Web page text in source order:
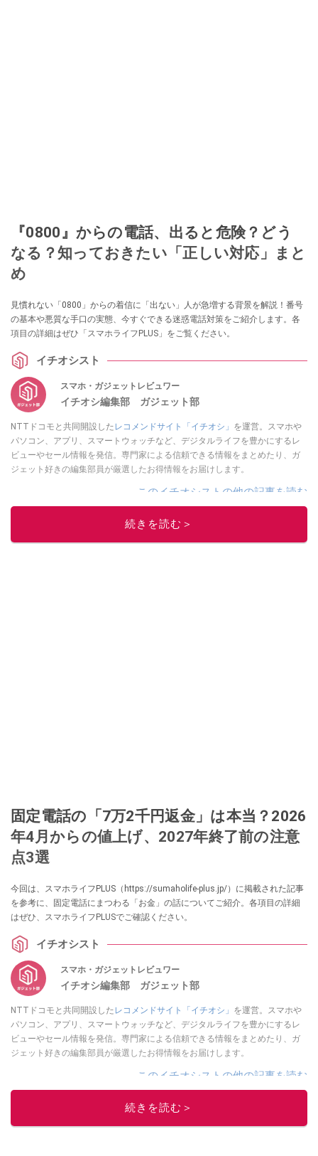
『0800』からの電話、出ると危険？どう
なる？知っておきたい「正しい対応」まと
め
見慣れない「0800」からの着信に「出ない」人が急増する背景を解説！番号
の基本や悪質な手口の実態、今すぐできる迷惑電話対策をご紹介します。各
項目の詳細はぜひ「スマホライフPLUS」をご覧ください。
イチオシスト
スマホ・ガジェットレビュワー
イチオシ編集部 ガジェット部
NTTドコモと共同開設した レコメンドサイト「イチオシ」 を運営。スマホや
パソコン、アプリ、スマートウォッチなど、デジタルライフを豊かにするレ
ビューやセール情報を発信。専門家による信頼できる情報をまとめたり、ガ
ジェット好きの編集部員が厳選したお得情報をお届けします。
このイチオシストの他の記事を読む
続きを読む＞
固定電話の「7万2千円返金」は本当？2026
年4月からの値上げ、2027年終了前の注意
点3選
今回は、スマホライフPLUS（https://sumaholife-plus.jp/）に掲載された記事
を参考に、固定電話にまつわる「お金」の話についてご紹介。各項目の詳細
はぜひ、スマホライフPLUSでご確認ください。
イチオシスト
スマホ・ガジェットレビュワー
イチオシ編集部 ガジェット部
NTTドコモと共同開設した レコメンドサイト「イチオシ」 を運営。スマホや
パソコン、アプリ、スマートウォッチなど、デジタルライフを豊かにするレ
ビューやセール情報を発信。専門家による信頼できる情報をまとめたり、ガ
ジェット好きの編集部員が厳選したお得情報をお届けします。
このイチオシストの他の記事を読む
続きを読む＞